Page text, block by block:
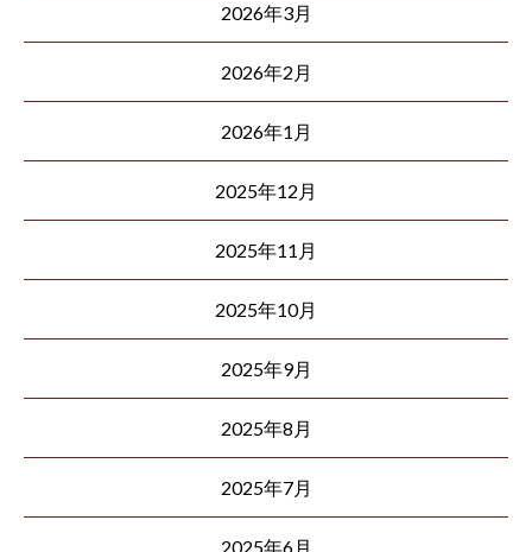
2026年3月
2026年2月
2026年1月
2025年12月
2025年11月
2025年10月
2025年9月
2025年8月
2025年7月
2025年6月